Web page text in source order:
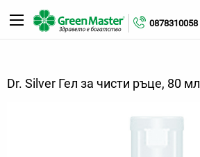
0878310058
Dr. Silver Гел за чисти ръце, 80 мл